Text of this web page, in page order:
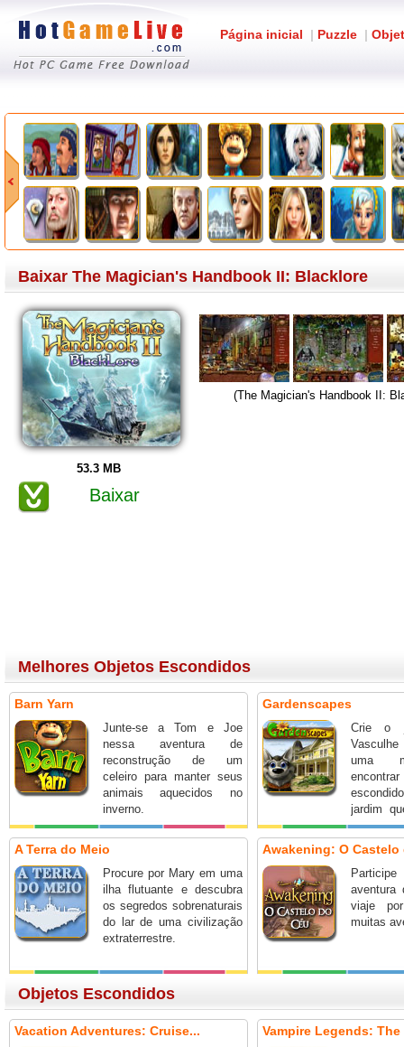
Página inicial | Puzzle |
Baixar The Magician's Handbook II: Blacklore
53.3 MB
Baixar
(The Magician's Handbook II:
Melhores Objetos Escondidos
Barn Yarn
Junte-se a Tom e Joe
nessa aventura de
reconstrução de um
celeiro para manter seus
animais aquecidos no
inverno.
Gardenscapes
Crie o
uma
jardim
glorioso!
A Terra do Meio
Procure por Mary em uma
ilha flutuante e descubra
os segredos sobrenaturais
do lar de uma civilização
extraterrestre.
Awakening: O Castelo
aventura
viaje
muitas
Objetos Escondidos
Vacation Adventures: Cruise... Vampire Legends: